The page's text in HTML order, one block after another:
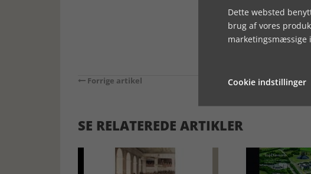
Forrige artikel
SE RELATEREDE ARTIKLER
Dette websted
brug af vores
Cookie indstillinger